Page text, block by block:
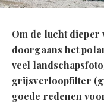
Om de lucht
doorgaans het
veel
grijsverloopfilter
goede redenen